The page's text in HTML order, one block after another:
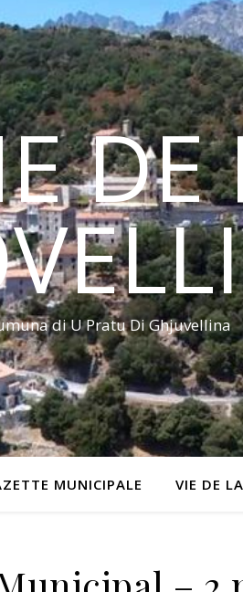
DE
di U Pratu Di Ghjuvellina
MUNICIPALE VIE DE